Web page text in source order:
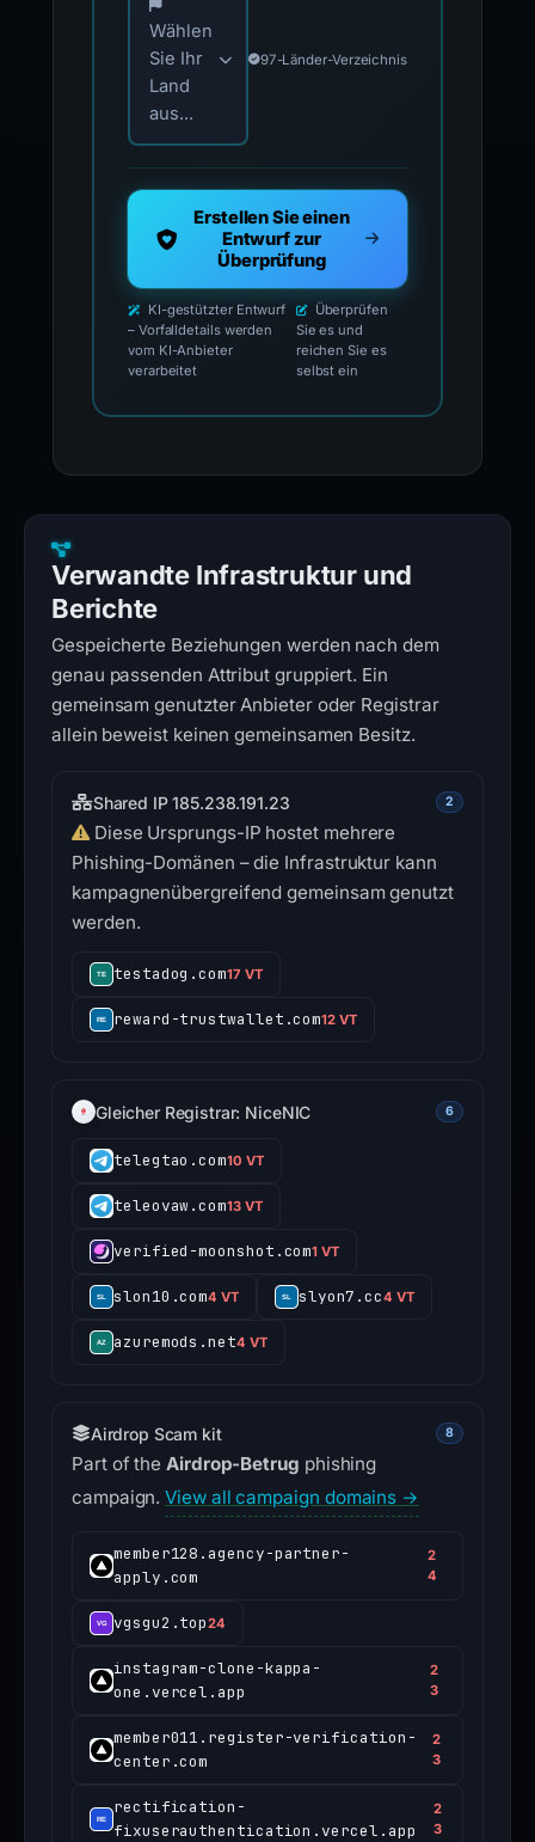
Wählen
Sie Ihr
Land
aus...
97-Länder-Verzeichnis
Erstellen Sie einen
Entwurf zur
Überprüfung
KI-gestützter Entwurf
– Vorfalldetails werden
vom KI-Anbieter
verarbeitet
Überprüfen
Sie es und
reichen Sie es
selbst ein
Verwandte Infrastruktur und
Berichte
Gespeicherte Beziehungen werden nach dem
genau passenden Attribut gruppiert. Ein
gemeinsam genutzter Anbieter oder Registrar
allein beweist keinen gemeinsamen Besitz.
Shared IP 185.238.191.23 2
Diese Ursprungs-IP hostet mehrere
Phishing-Domänen – die Infrastruktur kann
kampagnenübergreifend gemeinsam genutzt
werden.
testadog.com17 VT
reward-trustwallet.com12 VT
Gleicher Registrar: NiceNIC 6
telegtao.com10 VT
teleovaw.com13 VT
verified-moonshot.com1 VT
slon10.com4 VT slyon7.cc4 VT
azuremods.net4 VT
Airdrop Scam kit 8
Part of theAirdrop-Betrug phishing
campaign.View all campaign domains →
member128.agency-partner-
apply.com
2
4
vgsgu2.top24
instagram-clone-kappa-
one.vercel.app
2
3
member011.register-verification-
center.com
2
3
rectification-
fixuserauthentication.vercel.app
2
3